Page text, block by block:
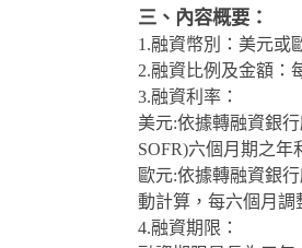
三、內容概要：
1.融資幣別：美元或
2.融資比例及金額：
3.融資利率：
美元:依據轉融資銀
SOFR)六個月期之年
歐元:依據轉融資銀
動計算，每六個月調
4.融資期限​：